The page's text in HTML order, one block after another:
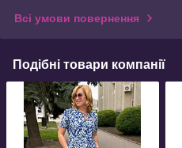
Всі умови повернення
Подібні товари компанії